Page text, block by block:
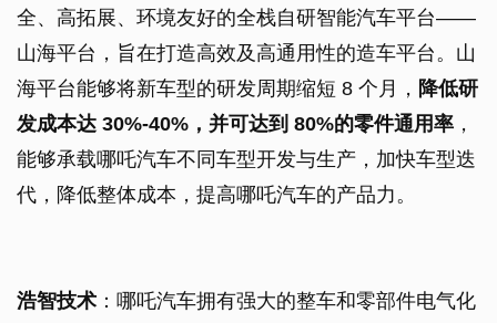
全、高拓展、环境友好的全栈自研智能汽车平台——
山海平台，旨在打造高效及高通用性的造车平台。山
海平台能够将新车型的研发周期缩短 8 个月， 降低研
发成本达 30%-40%，并可达到 80%的零件通用率 ，
能够承载哪吒汽车不同车型开发与生产，加快车型迭
代，降低整体成本，提高哪吒汽车的产品力。
浩智技术 ：哪吒汽车拥有强大的整车和零部件电气化